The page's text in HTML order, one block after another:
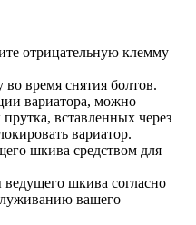
отрицательную клемму
время снятия болтов.
вариатора, можно
вставленных через
вариатор.
шкива средством для
ведущего шкива согласно
вашего